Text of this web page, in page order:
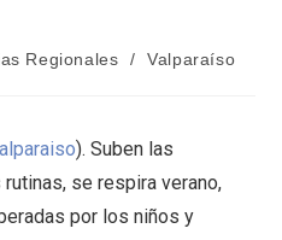
Regionales / Valparaíso
). Suben las
se respira verano,
por los niños y